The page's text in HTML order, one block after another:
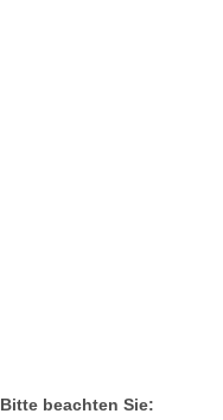
Bitte beachten Sie: